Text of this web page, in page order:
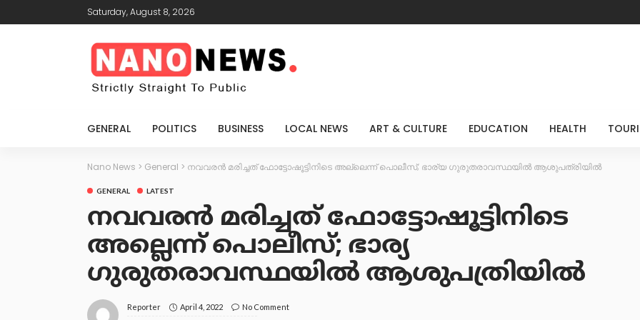
Saturday, August 8, 2026
GENERAL POLITICS BUSINESS LOCAL NEWS ART & CULTURE EDUCATION HEALTH
Nano News > General > നവവരൻ മരിച്ചത് ഫോട്ടോഷൂട്ടിനിടെ അല്ലെന്ന് പൊലീസ്; ഭാര്യ ഗുരുതരാവസ്ഥയിൽ ആശുപത്രിയിൽ
GENERAL LATEST
നവവരൻ മരിച്ചത് ഫോട്ടോഷൂട്ടിനിടെ
അല്ലെന്ന് പൊലീസ്; ഭാര്യ
ഗുരുതരാവസ്ഥയിൽ ആശുപത്രിയിൽ
Reporter April 4, 2022 No Comment